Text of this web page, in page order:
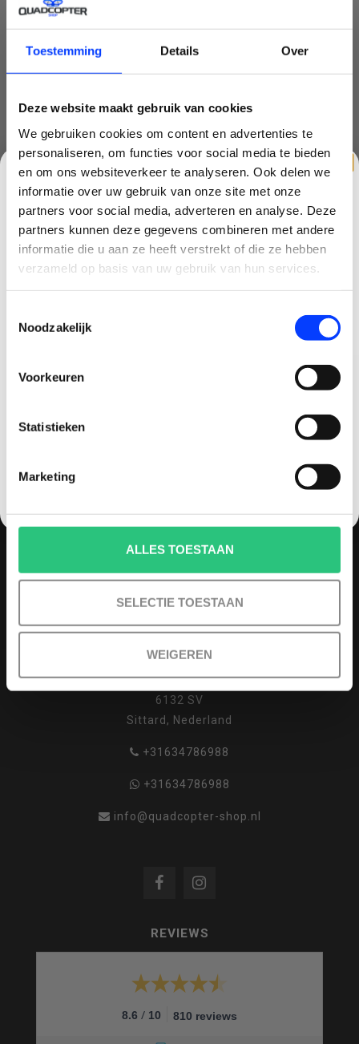
Toestemming Details Over
Deze website maakt gebruik van cookies
We gebruiken cookies om content en advertenties te
personaliseren, om functies voor social media te bieden
en om ons websiteverkeer te analyseren. Ook delen we
informatie over uw gebruik van onze site met onze
partners voor social media, adverteren en analyse. Deze
partners kunnen deze gegevens combineren met andere
informatie die u aan ze heeft verstrekt of die ze hebben
verzameld op basis van uw gebruik van hun services.
Noodzakelijk
Voorkeuren
Statistieken
Marketing
ALLES TOESTAAN
SELECTIE TOESTAAN
WEIGEREN
high end drone
mavic mini(5)
mini 3 pro(1)
mini drone(6)
nd filter(2)
race drone(1)
starter (1)
stijgen en landen
MELD JE AAN VOOR ONZE NIEUWSBRIEF
Contactgegevens
Haagsittarderweg 27
6132 SV
Sittard, Nederland
+31634786988
+31634786988
info@quadcopter-shop.nl
REVIEWS
8.6 / 10 810 reviews
CLAIM KORTING OP JE EERSTE
BESTELLING!